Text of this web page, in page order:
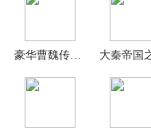
豪华曹魏传官方版